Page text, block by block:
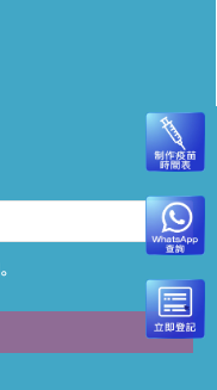
。